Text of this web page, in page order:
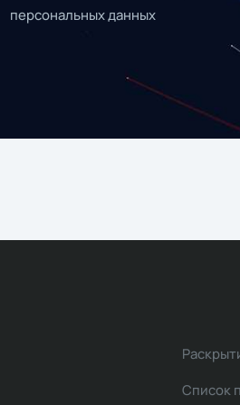
персональных данных
Список